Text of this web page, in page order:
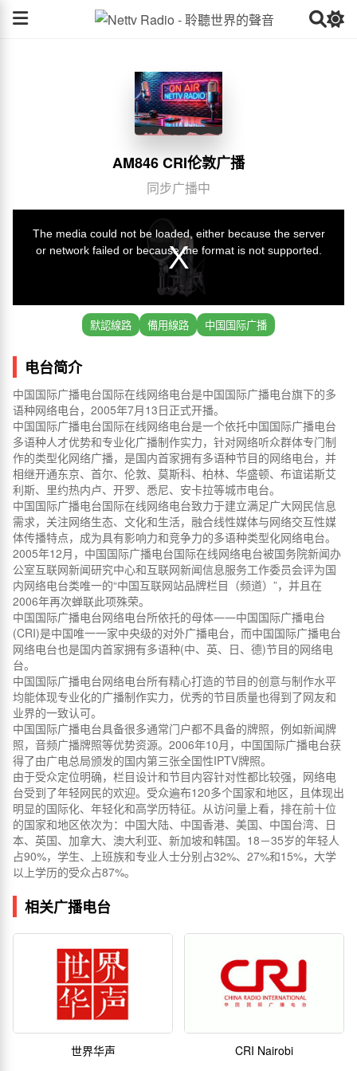
AM846 CRI伦敦广播
同步广播中
默認線路 備用線路 中国国际广播
电台简介
中国国际广播电台国际在线网络电台是中国国际广播电台旗下的多
语种网络电台，2005年7月13日正式开播。
中国国际广播电台国际在线网络电台是一个依托中国国际广播电台
多语种人才优势和专业化广播制作实力，针对网络听众群体专门制
作的类型化网络广播，是国内首家拥有多语种节目的网络电台，并
相继开通东京、首尔、伦敦、莫斯科、柏林、华盛顿、布谊诺斯艾
利斯、里约热内卢、开罗、悉尼、安卡拉等城市电台。
中国国际广播电台国际在线网络电台致力于建立满足广大网民信息
需求，关注网络生态、文化和生活，融合线性媒体与网络交互性媒
体传播特点，成为具有影响力和竞争力的多语种类型化网络电台。
2005年12月，中国国际广播电台国际在线网络电台被国务院新闻办
公室互联网新闻研究中心和互联网新闻信息服务工作委员会评为国
内网络电台类唯一的“中国互联网站品牌栏目（频道）”，并且在
2006年再次蝉联此项殊荣。
中国国际广播电台网络电台所依托的母体――中国国际广播电台
(CRI)是中国唯一一家中央级的对外广播电台，而中国国际广播电台
网络电台也是国内首家拥有多语种(中、英、日、德)节目的网络电
台。
中国国际广播电台网络电台所有精心打造的节目的创意与制作水平
均能体现专业化的广播制作实力，优秀的节目质量也得到了网友和
业界的一致认可。
中国国际广播电台具备很多通常门户都不具备的牌照，例如新闻牌
照，音频广播牌照等优势资源。2006年10月，中国国际广播电台获
得了由广电总局颁发的国内第三张全国性IPTV牌照。
由于受众定位明确，栏目设计和节目内容针对性都比较强，网络电
台受到了年轻网民的欢迎。受众遍布120多个国家和地区，且体现出
明显的国际化、年轻化和高学历特征。从访问量上看，排在前十位
的国家和地区依次为：中国大陆、中国香港、美国、中国台湾、日
本、英国、加拿大、澳大利亚、新加坡和韩国。18－35岁的年轻人
占90%，学生、上班族和专业人士分别占32%、27%和15%，大学
以上学历的受众占87%。
相关广播电台
世界华声 CRI Nairobi